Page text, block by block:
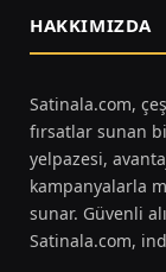
HAKKIMIZDA
Satinala.com,
fırsatlar sunan
yelpazesi,
kampanyalarla
sunar. Güvenli
Satinala.com,